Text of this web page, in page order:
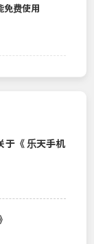
免费使用
于《 乐天手机